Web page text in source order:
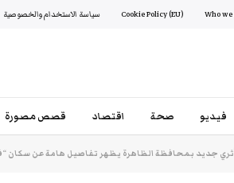
Cookie Policy (EU) سياسة الاستخدام والخصوصية
فيديو صحة اقتصاد قصص مصورة
جديد بمحافظة الظاهرة يظهر تفاصيل هامة عن سكان